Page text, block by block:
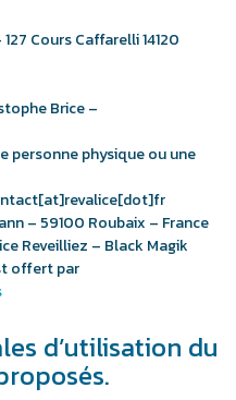
Cours Caffarelli 14120
Brice –
personne physique ou une
– 59100 Roubaix – France
Reveilliez – Black Magik
offert par
d’utilisation du